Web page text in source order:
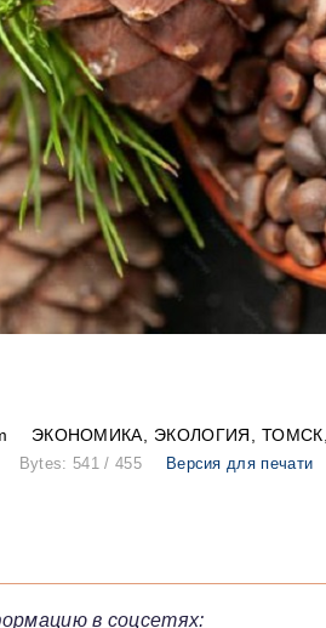
ЭКОНОМИКА ЭКОЛОГИЯ ТОМСК
Bytes: 541 / 455 Версия для печати
в соцсетях: